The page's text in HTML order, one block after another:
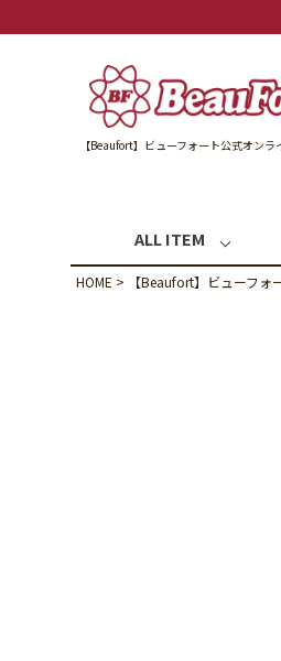
【Beaufort】ビューフォート公式オン
ALL ITEM
HOME 【Beaufort】ビューフ